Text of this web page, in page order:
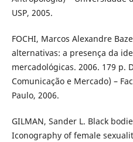
USP, 2005.
FOCHI, Marcos Alexandre
alternativas: a presença da
mercadológicas. 2006. 179 p.
Comunicação e Mercado) –
Paulo, 2006.
GILMAN, Sander L. Black
Iconography of female